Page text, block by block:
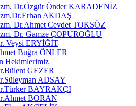
Dr.Özgür Önder KARADENİZ
AKDAŞ
Dr.Ahmet Cevdet TOKSÖZ
Dr. Gamze ÇOPUROĞLU
Veysi ERYİĞİT
Buğra ÖNLER
Hekimlerimiz
GEZER
ADSAY
BAYRAKÇI
BORAN